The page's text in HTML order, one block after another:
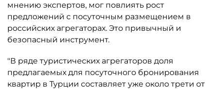
мнению экспертов, мог повлиять рост
предложений с посуточным размещением в
российских агрегаторах. Это привычный и
безопасный инструмент.
"В ряде туристических агрегаторов доля
предлагаемых для посуточного бронирования
квартир в Турции составляет уже около трети от